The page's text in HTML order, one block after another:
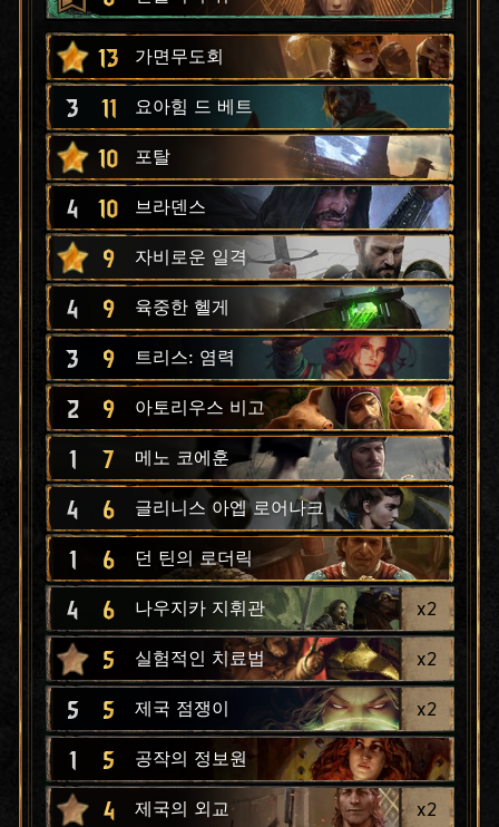
13 가면무도회
3 11 요아힘 드 베트
10 포탈
4 10 브라덴스
9 자비로운 일격
4 9 육중한 헬게
3 9 트리스: 염력
2 9 아토리우스 비고
1 7 메노 코에훈
4 6 글리니스 아엡 로어나크
1 6 던 틴의 로더릭
4 6 나우지카 지휘관 x2
5 실험적인 치료법 x2
5 5 제국 점쟁이 x2
1 5 공작의 정보원
4 제국의 외교 x2